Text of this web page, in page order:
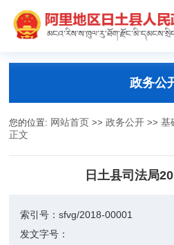
政务公
您的位置: 网站首页 >>政务公开 >>基
正文
日土县司法局
索引号：sfvg/2018-00001
发文字号：